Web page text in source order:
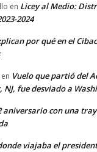
en Licey al Medio:
2024
por qué en el
en Vuelo que partió del
fue desviado a
aniversario con una
viajaba el